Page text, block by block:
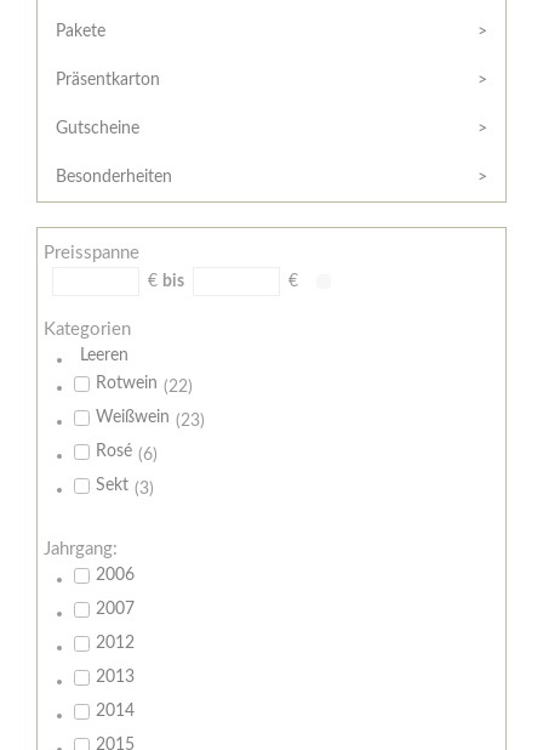
/
Widerrufsformular
AGB
Zahlungsbedingungen
Meine
Pakete
Präsentkarton
Gutscheine
Besonderheiten
Preisspanne
€ bis €
Kategorien
Leeren
Rotwein (22)
Weißwein (23)
Rosé (6)
Sekt (3)
Jahrgang:
2006
2007
2012
2013
2014
2015